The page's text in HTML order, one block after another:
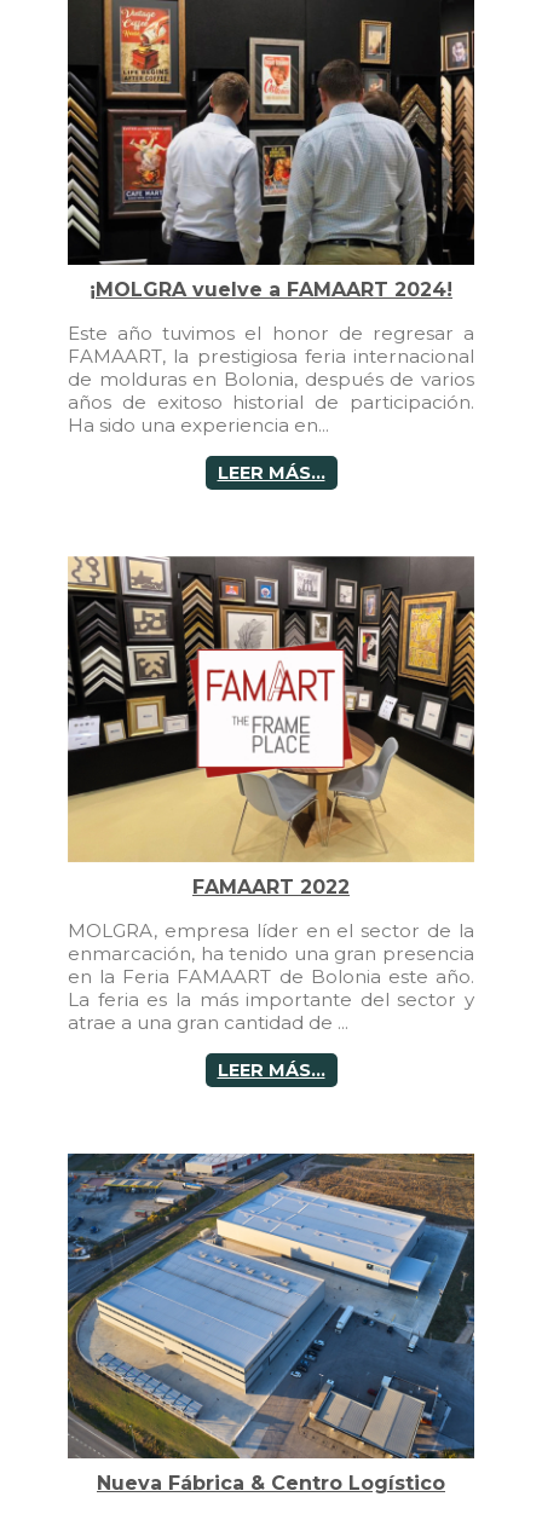
¡MOLGRA vuelve a FAMAART 2024!
Este año tuvimos el honor de regresar a
FAMAART, la prestigiosa feria internacional
de molduras en Bolonia, después de varios
años de exitoso historial de participación.
Ha sido una experiencia en...
LEER MÁS...
FAMAART 2022
MOLGRA, empresa líder en el sector de la
enmarcación, ha tenido una gran presencia
en la Feria FAMAART de Bolonia este año.
La feria es la más importante del sector y
atrae a una gran cantidad de ...
LEER MÁS...
Nueva Fábrica & Centro Logístico